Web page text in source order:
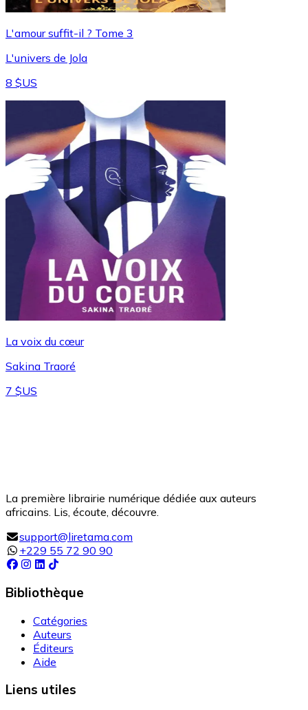
L'amour suffit-il ? Tome 3
L'univers de Jola
8 $US
La voix du cœur
Sakina Traoré
7 $US
La première librairie numérique dédiée aux auteurs
africains. Lis, écoute, découvre.
support@liretama.com
+229 55 72 90 90
Bibliothèque
Catégories
Auteurs
Éditeurs
Aide
Liens utiles